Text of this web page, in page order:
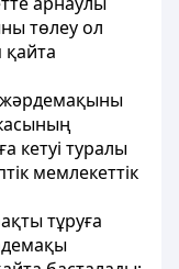
төлеу ол
қайта
жәрдемақыны
кетуі туралы
мемлекеттік
тұруға